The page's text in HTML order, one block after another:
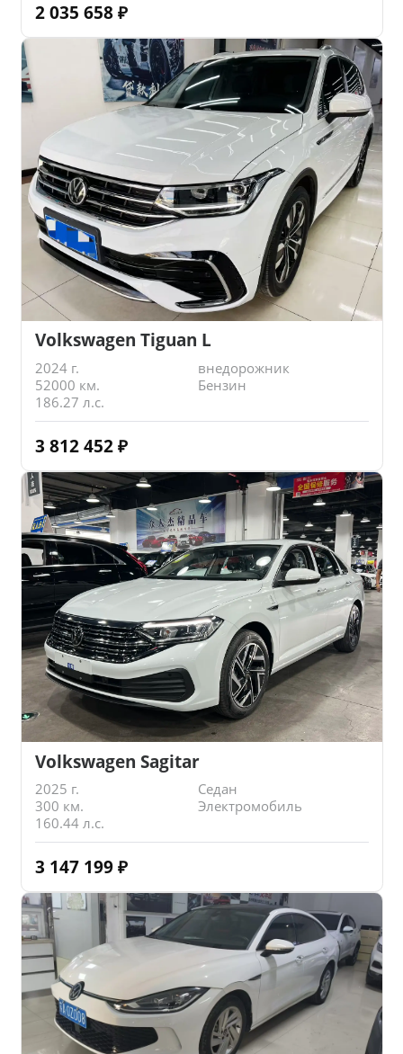
2 035 658 ₽
Volkswagen Tiguan L
2024 г.
внедорожник
52000 км.
Бензин
186.27 л.с.
3 812 452 ₽
Volkswagen Sagitar
2025 г.
Седан
300 км.
Электромобиль
160.44 л.с.
3 147 199 ₽